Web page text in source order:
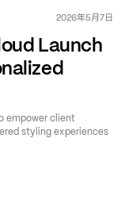
2026年5月7日
Launch
empower client
styling experiences